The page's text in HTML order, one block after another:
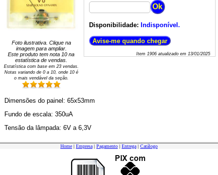
Foto ilustrativa. Clique na
imagem para ampliar.
Este produto tem nota 10 na
estatística de vendas.
Estatística com base em 23vendas.
Notas variando de 0a 10, onde 10 é
o mais vendável da seção.
Disponibilidade: Indisponível.
Item 1906atualizado em 13/01/2025
Dimensões do painel: 65x53mm
Fundo de escala: 350uA
Tensão da lâmpada: 6V a 6,3V
Home | Empresa | Pagamento | Entrega | Catálogo